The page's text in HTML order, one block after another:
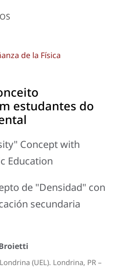
de la Física
estudantes do
Concept with
Education
de "Densidad" con
secundaria
(UEL). Londrina, PR –